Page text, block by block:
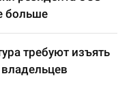
больше
требуют изъять